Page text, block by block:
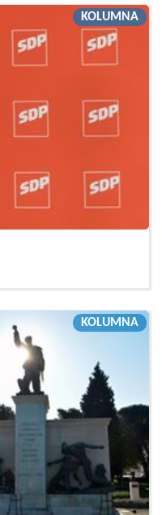
KOLUMNA
KOLUMNA